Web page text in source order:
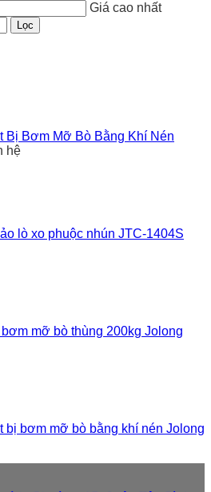
Giá cao nhất
Lọc
Bị Bơm Mỡ Bò Bằng Khí Nén
hệ
lò xo phuộc nhún JTC-1404S
bơm mỡ bò thùng 200kg Jolong
bị bơm mỡ bò bằng khí nén Jolong